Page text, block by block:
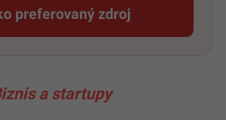
preferovaný zdroj
Startitup, odkaz sa otvorí v
a startupy